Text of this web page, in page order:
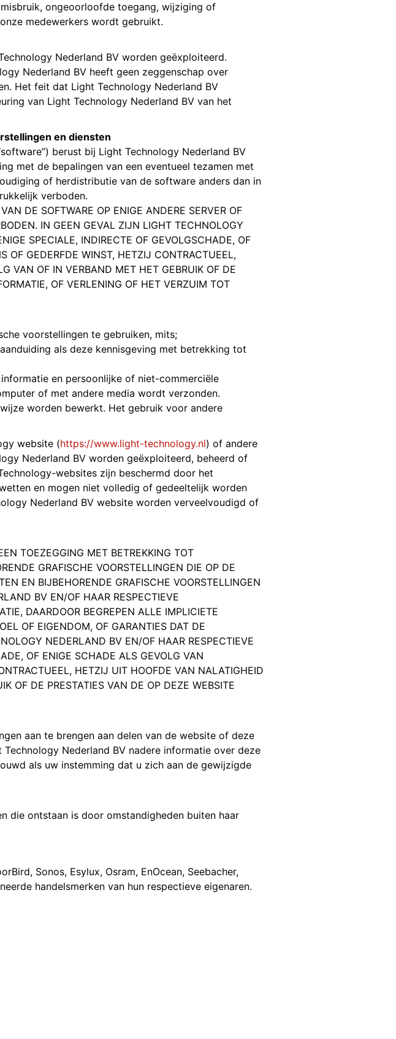
ongeoorloofde toegang, wijziging of
medewerkers wordt gebruikt.
Nederland BV worden geëxploiteerd.
Nederland BV heeft geen zeggenschap over
Het feit dat Light Technology Nederland BV
van Light Technology Nederland BV van het
en diensten
berust bij Light Technology Nederland BV
met de bepalingen van een eventueel tezamen met
of herdistributie van de software anders dan in
verboden.
DE SOFTWARE OP ENIGE ANDERE SERVER OF
IN GEEN GEVAL ZIJN LIGHT TECHNOLOGY
SPECIALE, INDIRECTE OF GEVOLGSCHADE, OF
OF GEDERFDE WINST, HETZIJ CONTRACTUEEL,
VAN OF IN VERBAND MET HET GEBRUIK OF DE
OF VERLENING OF HET VERZUIM TOT
voorstellingen te gebruiken, mits;
als deze kennisgeving met betrekking tot
en persoonlijke of niet-commerciële
of met andere media wordt verzonden.
worden bewerkt. Het gebruik voor andere
website (https://www.light-technology.nl) of andere
Nederland BV worden geëxploiteerd, beheerd of
websites zijn beschermd door het
en mogen niet volledig of gedeeltelijk worden
Nederland BV website worden verveelvoudigd of
TOEZEGGING MET BETREKKING TOT
GRAFISCHE VOORSTELLINGEN DIE OP DE
EN BIJBEHORENDE GRAFISCHE VOORSTELLINGEN
BV EN/OF HAAR RESPECTIEVE
DAARDOOR BEGREPEN ALLE IMPLICIETE
OF EIGENDOM, OF GARANTIES DAT DE
NEDERLAND BV EN/OF HAAR RESPECTIEVE
OF ENIGE SCHADE ALS GEVOLG VAN
HETZIJ UIT HOOFDE VAN NALATIGHEID
OF DE PRESTATIES VAN DE OP DEZE WEBSITE
aan te brengen aan delen van de website of deze
Nederland BV nadere informatie over deze
als uw instemming dat u zich aan de gewijzigde
die ontstaan is door omstandigheden buiten haar
Sonos, Esylux, Osram, EnOcean, Seebacher,
handelsmerken van hun respectieve eigenaren.